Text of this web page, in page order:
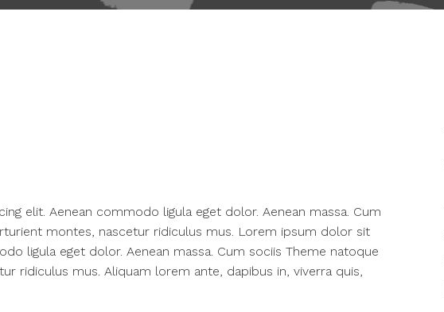
elit. Aenean commodo ligula eget dolor. Aenean massa. Cum
montes, nascetur ridiculus mus. Lorem ipsum dolor sit
ligula eget dolor. Aenean massa. Cum sociis Theme natoque
ridiculus mus. Aliquam lorem ante, dapibus in, viverra quis,